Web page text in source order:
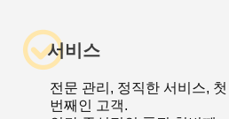
서비스
전문 관리, 정직한 서비스, 첫
번째인 고객.